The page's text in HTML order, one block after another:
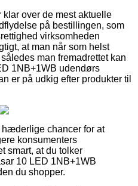
klar over de mest aktuelle
på bestillingen, som
virksomheden
at man når som helst
man fremadrettet kan
1NB+1WB udendørs
er på udkig efter produkter til
chancer for at
konsumenters
smart, at du tolker
10 LED 1NB+1WB
du shopper.